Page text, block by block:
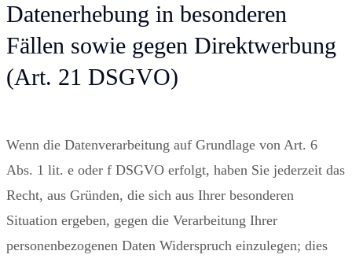
Datenerhebung in besonderen
Fällen sowie gegen Direktwerbung
(Art. 21 DSGVO)
Wenn die Datenverarbeitung auf Grundlage von Art. 6
Abs. 1 lit. e oder f DSGVO erfolgt, haben Sie jederzeit das
Recht, aus Gründen, die sich aus Ihrer besonderen
Situation ergeben, gegen die Verarbeitung Ihrer
personenbezogenen Daten Widerspruch einzulegen; dies